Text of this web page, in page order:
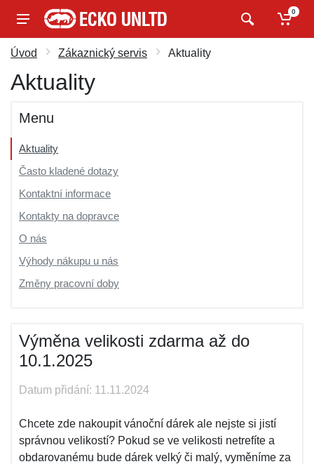
0
Úvod Zákaznický servis Aktuality
Aktuality
Menu
Aktuality
Často kladené dotazy
Kontaktní informace
Kontakty na dopravce
O nás
Výhody nákupu u nás
Změny pracovní doby
Výměna velikosti zdarma až do
10.1.2025
Datum přidání: 11.11.2024
Chcete zde nakoupit vánoční dárek ale nejste si jistí
správnou velikostí? Pokud se ve velikosti netrefíte a
obdarovanému bude dárek velký či malý, vyměníme za